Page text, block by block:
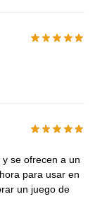
se ofrecen a un
para usar en
un juego de